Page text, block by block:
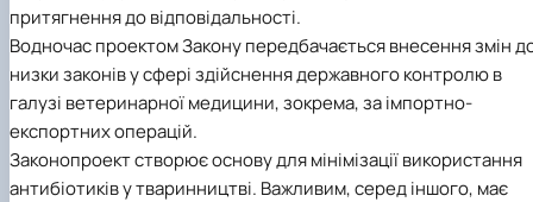
притягнення до відповідальності.
Водночас проектом Закону передбачається внесення змін
низки законів у сфері здійснення державного контролю в
галузі ветеринарної медицини, зокрема, за імпортно-
експортних операцій.
Законопроект створює основу для мінімізації використання
антибіотиків у тваринництві. Важливим, серед іншого, має